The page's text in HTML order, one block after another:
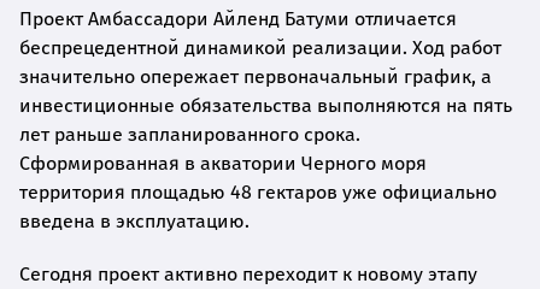
Проект Амбассадори Айленд Батуми отличается
беспрецедентной динамикой реализации. Ход работ
значительно опережает первоначальный график, а
инвестиционные обязательства выполняются на пять
лет раньше запланированного срока.
Сформированная в акватории Черного моря
территория площадью 48 гектаров уже официально
введена в эксплуатацию.
Сегодня проект активно переходит к новому этапу